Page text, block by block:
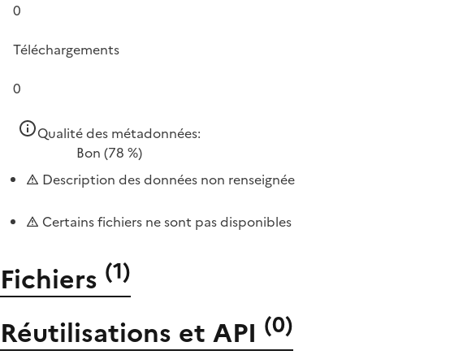
0
Téléchargements
0
Qualité des métadonnées:
Bon (78 %)
Description des données non renseignée
Certains fichiers ne sont pas disponibles
Fichiers (1)
Réutilisations et API (0)